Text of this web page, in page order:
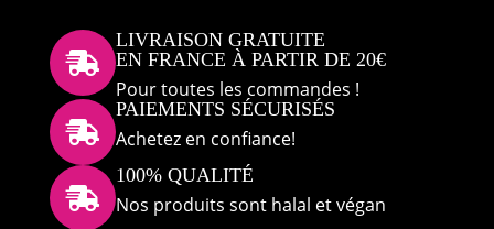

LIVRAISON GRATUITE
EN FRANCE À PARTIR DE 20€
Pour toutes les commandes !

PAIEMENTS SÉCURISÉS
Achetez en confiance!

100% QUALITÉ
Nos produits sont halal et végan